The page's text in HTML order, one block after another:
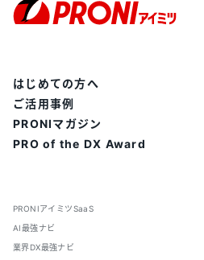
PRONIアイミツSaaS
AI最強ナビ
業界DX最強ナビ
はじめての方へ
ご活用事例
PRONIマガジン
PRO of the DX Award